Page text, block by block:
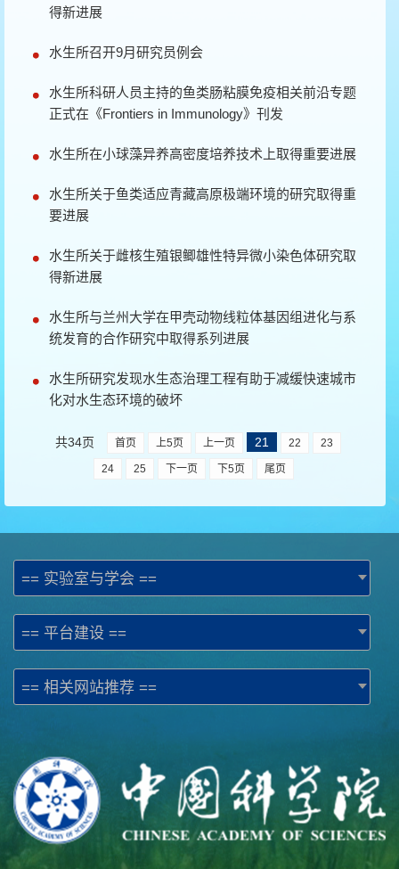
得新进展
水生所召开9月研究员例会
水生所科研人员主持的鱼类肠粘膜免疫相关前沿专题
正式在《Frontiers in Immunology》刊发
水生所在小球藻异养高密度培养技术上取得重要进展
水生所关于鱼类适应青藏高原极端环境的研究取得重
要进展
水生所关于雌核生殖银鲫雄性特异微小染色体研究取
得新进展
水生所与兰州大学在甲壳动物线粒体基因组进化与系
统发育的合作研究中取得系列进展
水生所研究发现水生态治理工程有助于减缓快速城市
化对水生态环境的破坏
共34页 首页 上5页 上一页 21 22 23
24 25 下一页 下5页 尾页
== 实验室与学会 ==
== 平台建设 ==
== 相关网站推荐 ==